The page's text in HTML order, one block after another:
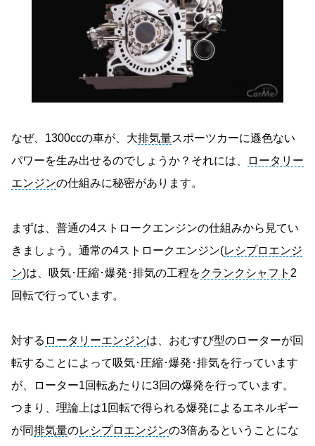
なぜ、1300ccの車が、大排気量スポーツカーに遜色ない
パワーを生み出せるのでしょうか？それには、
ロータリー
エンジンの仕組みに秘密があります。
まずは、普通の4ストロークエンジンの仕組みから見てい
きましょう。通常の4ストロークエンジン(レシプロエンジ
ン)は、吸気･圧縮･爆発･排気の工程をクランクシャフト 2
回転で行っています。
対する ロータリーエンジンは、おむすび型のローターが回
転することによって吸気･圧縮･爆発･排気を行っています
が、ローター1回転あたりに3回の爆発を行っています。
つまり、理論上は1回転で得られる爆発によるエネルギー
が同排気量のレシプロエンジンの3倍あるということにな